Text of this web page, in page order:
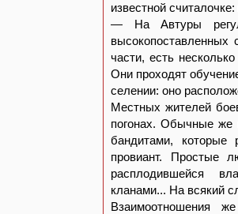
известной
— На Автуры
части, есть
Они проходят
селении: оно
Местных жителей
погонах. Обычные же
бандитами, которые
провиант. Простые
расплодившейся
кланами... На всякий
Взаимоотношения